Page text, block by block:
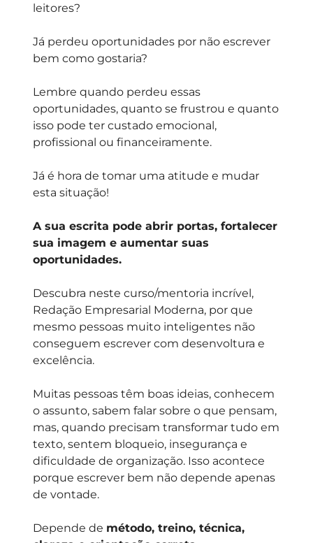
leitores?
Já perdeu oportunidades por não escrever
bem como gostaria?
Lembre quando perdeu essas
oportunidades, quanto se frustrou e quanto
isso pode ter custado emocional,
profissional ou financeiramente.
Já é hora de tomar uma atitude e mudar
esta situação!
A sua escrita pode abrir portas, fortalecer
sua imagem e aumentar suas
oportunidades.
Descubra neste curso/mentoria incrível,
Redação Empresarial Moderna, por que
mesmo pessoas muito inteligentes não
conseguem escrever com desenvoltura e
excelência.
Muitas pessoas têm boas ideias, conhecem
o assunto, sabem falar sobre o que pensam,
mas, quando precisam transformar tudo em
texto, sentem bloqueio, insegurança e
dificuldade de organização. Isso acontece
porque escrever bem não depende apenas
de vontade.
Depende de método, treino, técnica,